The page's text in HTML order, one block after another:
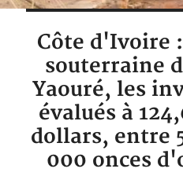
Côte d'Ivoire
souterraine
Yaouré, les
évalués à
dollars, entre
000 onces